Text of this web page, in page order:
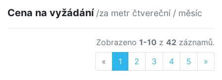
Cena na vyžádání /za metr čtvereční / měsíc
Zobrazeno 1-10 z 42 záznamů.
« Previous
1 2 3 4 5 »